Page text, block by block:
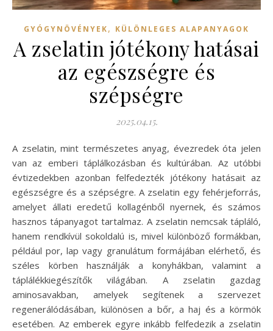
GYÓGYNÖVÉNYEK, KÜLÖNLEGES ALAPANYAGOK
A zselatin jótékony hatásai
az egészségre és
szépségre
2025.04.15.
A zselatin, mint természetes anyag, évezredek óta jelen
van az emberi táplálkozásban és kultúrában. Az utóbbi
évtizedekben azonban felfedezték jótékony hatásait az
egészségre és a szépségre. A zselatin egy fehérjeforrás,
amelyet állati eredetű kollagénből nyernek, és számos
hasznos tápanyagot tartalmaz. A zselatin nemcsak tápláló,
hanem rendkívül sokoldalú is, mivel különböző formákban,
például por, lap vagy granulátum formájában elérhető, és
széles körben használják a konyhákban, valamint a
táplálékkiegészítők világában. A zselatin gazdag
aminosavakban, amelyek segítenek a szervezet
regenerálódásában, különösen a bőr, a haj és a körmök
esetében. Az emberek egyre inkább felfedezik a zselatin